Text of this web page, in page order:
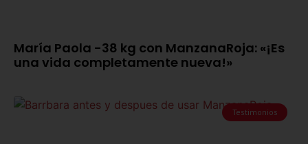
María Paola -38 kg con ManzanaRoja: «¡Es
una vida completamente nueva!»
Testimonios